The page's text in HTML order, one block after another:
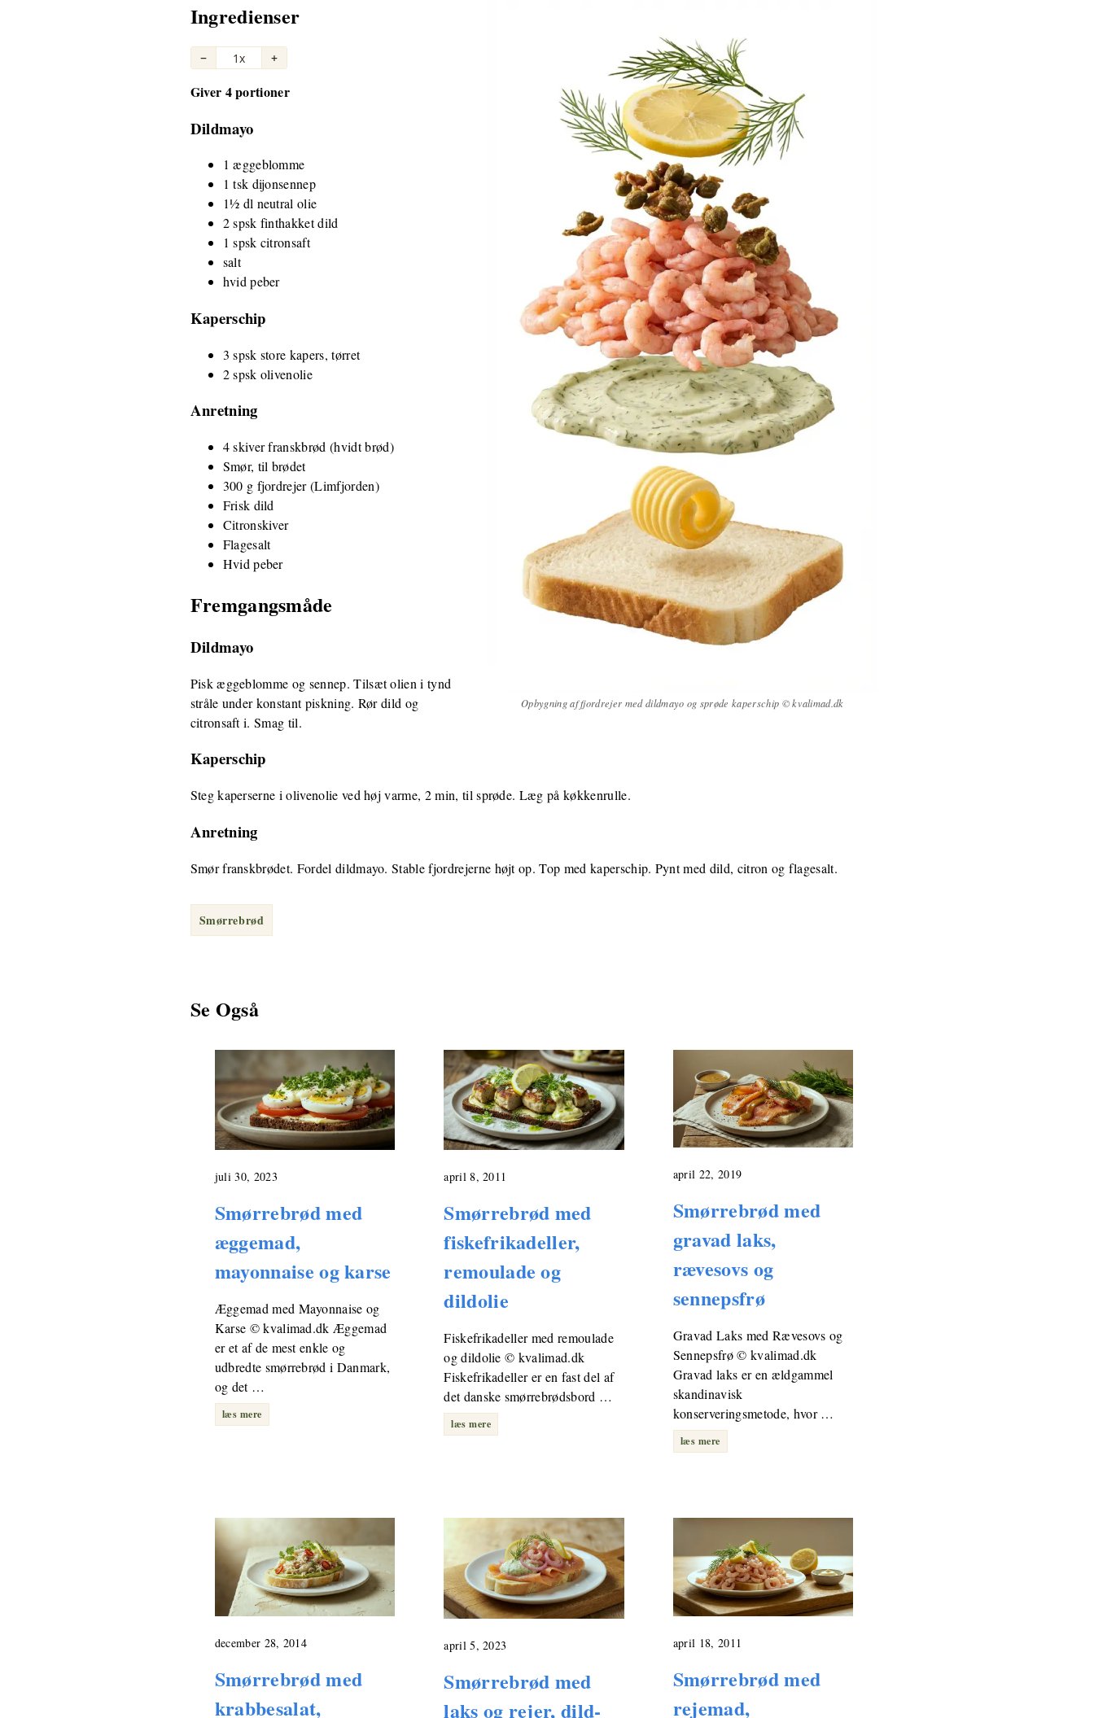
Opbygning af fjordrejer med dildmayo og sprøde kaperschip © kvalimad.dk
Ingredienser
− 1x +
Giver 4 portioner
Dildmayo
1 æggeblomme
1 tsk dijonsennep
1½ dl neutral olie
2 spsk finthakket dild
1 spsk citronsaft
salt
hvid peber
Kaperschip
3 spsk store kapers, tørret
2 spsk olivenolie
Anretning
4 skiver franskbrød (hvidt brød)
Smør, til brødet
300 g fjordrejer (Limfjorden)
Frisk dild
Citronskiver
Flagesalt
Hvid peber
Fremgangsmåde
Dildmayo
Pisk æggeblomme og sennep. Tilsæt olien i tynd
stråle under konstant piskning. Rør dild og
citronsaft i. Smag til.
Kaperschip
Steg kaperserne i olivenolie ved høj varme, 2 min, til sprøde. Læg på køkkenrulle.
Anretning
Smør franskbrødet. Fordel dildmayo. Stable fjordrejerne højt op. Top med kaperschip. Pynt med dild, citron og flagesalt.
Smørrebrød
Se Også
juli 30, 2023
Smørrebrød med
æggemad,
mayonnaise og karse
Æggemad med Mayonnaise og
Karse © kvalimad.dk Æggemad
er et af de mest enkle og
udbredte smørrebrød i Danmark,
og det …
læs mere
april 8, 2011
Smørrebrød med
fiskefrikadeller,
remoulade og
dildolie
Fiskefrikadeller med remoulade
og dildolie © kvalimad.dk
Fiskefrikadeller er en fast del af
det danske smørrebrødsbord …
læs mere
april 22, 2019
Smørrebrød med
gravad laks,
rævesovs og
sennepsfrø
Gravad Laks med Rævesovs og
Sennepsfrø © kvalimad.dk
Gravad laks er en ældgammel
skandinavisk
konserveringsmetode, hvor …
læs mere
december 28, 2014
Smørrebrød med
krabbesalat,
april 5, 2023
Smørrebrød med
laks og rejer, dild-
april 18, 2011
Smørrebrød med
rejemad,